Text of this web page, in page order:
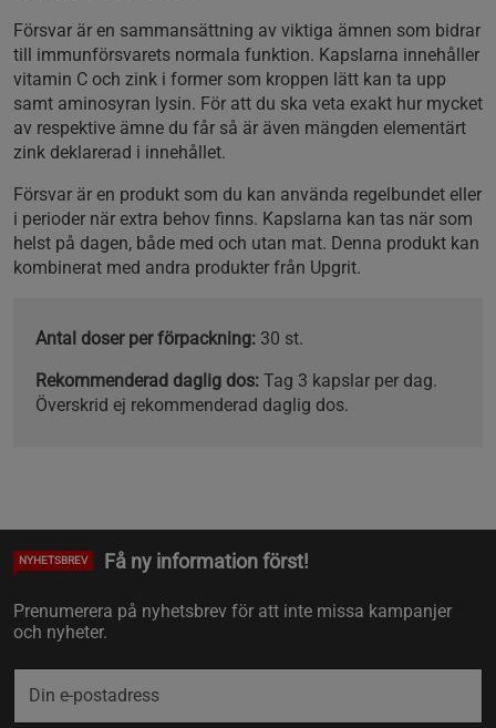
Försvar är en sammansättning av viktiga ämnen som bidrar
till immunförsvarets normala funktion. Kapslarna innehåller
vitamin C och zink i former som kroppen lätt kan ta upp
samt aminosyran lysin. För att du ska veta exakt hur mycket
av respektive ämne du får så är även mängden elementärt
zink deklarerad i innehållet.
Försvar är en produkt som du kan använda regelbundet eller
i perioder när extra behov finns. Kapslarna kan tas när som
helst på dagen, både med och utan mat. Denna produkt kan
kombinerat med andra produkter från Upgrit.
Antal doser per förpackning: 30 st.
Rekommenderad daglig dos: Tag 3 kapslar per dag.
Överskrid ej rekommenderad daglig dos.
NYHETSBREV Få ny information först!
Prenumerera på nyhetsbrev för att inte missa kampanjer
och nyheter.